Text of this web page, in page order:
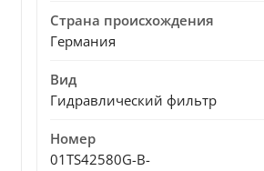
Страна происхождения
Германия
Вид
Гидравлический фильтр
Номер
01TS42580G-B-